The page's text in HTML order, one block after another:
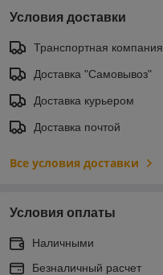
Условия доставки
Транспортная компания
Доставка "Самовывоз"
Доставка курьером
Доставка почтой
Все условия доставки
Условия оплаты
Наличными
Безналичный расчет